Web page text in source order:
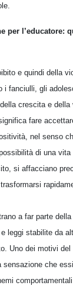
per l’educatore:
e quindi della
i fanciulli, gli
crescita e della
fare
nel senso
di una vita
si affacciano
a far parte
leggi stabilite da
Uno dei motivi del
sensazione che